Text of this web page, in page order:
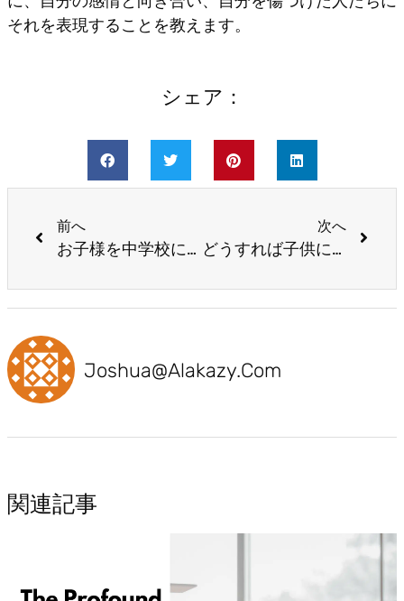
それを表現することを教えます。
シェア：
前へ
お子様を中学校に入学させる準備をする
次へ
どうすれば子供にトップ大学への興味を持たせることができるでしょうか?
Joshua@alakazy.com
関連記事